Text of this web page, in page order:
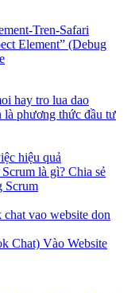
Element” (Debug
phương thức đầu tư
là gì? Chia sẻ
Scrum
Chat) Vào Website